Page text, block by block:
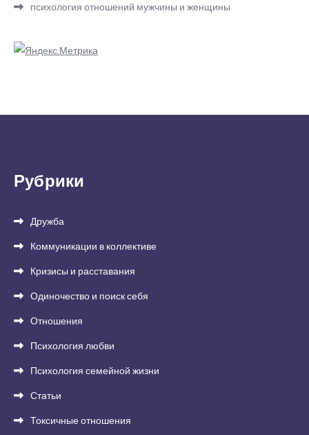
психология отношений мужчины и женщины
Рубрики
Дружба
Коммуникации в коллективе
Кризисы и расставания
Одиночество и поиск себя
Отношения
Психология любви
Психология семейной жизни
Статьи
Токсичные отношения